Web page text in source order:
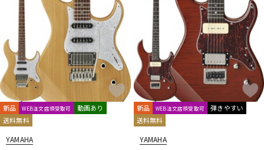
新品 WEB注文店頭受取可
動画あり
送料無料
YAMAHA
新品 WEB注文店頭受取可
弾きやすい
送料無料
YAMAHA